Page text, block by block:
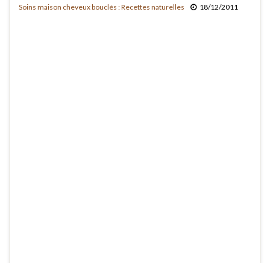
Soins maison cheveux bouclés : Recettes naturelles 18/12/2011